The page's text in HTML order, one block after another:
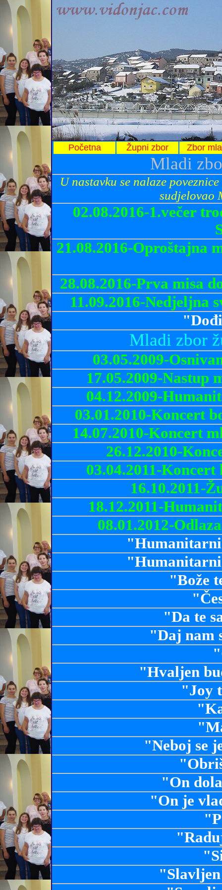
Početna Župni zbor Zbor
Mladi
U nastavku se nalaze
sudjelovao
02.08.2016-1.večer
21.08.2016-Oproštajna
28.08.2016-Prva misa
11.09.2016-Nedjeljna
Mladi zbor
03.05.2009-
17.05.2009-Nastup
04.12.2009-
03.01.2010-Koncert
14.07.2010-Koncert
26.12.2010-
03.04.2011-
16.10.2011-
18.12.2011-
08.01.2012-
"Bože
"Da te
"Daj nam
"Hvaljen
"Joy
"Neboj se
"On
"On je